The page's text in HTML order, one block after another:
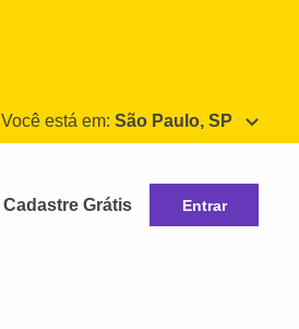
Você está em: São Paulo, SP
Cadastre Grátis Entrar